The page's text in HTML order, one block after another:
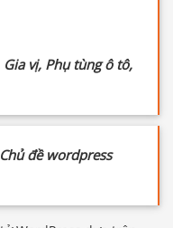
vị, Phụ tùng ô tô,
Chủ đề wordpress